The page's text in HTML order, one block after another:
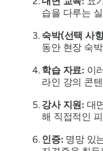
습을 다루는
숙박(선택 사
동안 현장 숙
학습 자료: 이
라인 강의 콘
강사 지원: 대
해 직접적인
인증: 명망 있